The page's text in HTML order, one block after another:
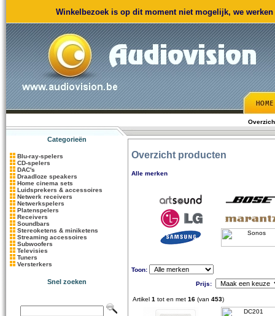
Winkelbezoek is op dit moment niet mogelijk, we
Categorieën
Blu-ray-spelers
CD-spelers
DAC's
Draadloze speakers
Home cinema sets
Luidsprekers & accessoires
Netwerk receivers
Netwerkspelers
Platenspelers
Receivers
Soundbars
Stereoketens & miniketens
Streaming accessoires
Subwoofers
Televisies
Tuners
Versterkers
Snel zoeken
Overzicht producten
Alle merken
Toon:
Prijs:
Artikel 1 tot en met 16 (van 453)